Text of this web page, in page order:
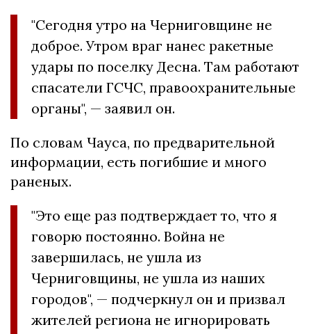
"Сегодня утро на Черниговщине не
доброе. Утром враг нанес ракетные
удары по поселку Десна. Там работают
спасатели ГСЧС, правоохранительные
органы", — заявил он.
По словам Чауса, по предварительной
информации, есть погибшие и много
раненых.
"Это еще раз подтверждает то, что я
говорю постоянно. Война не
завершилась, не ушла из
Черниговщины, не ушла из наших
городов", — подчеркнул он и призвал
жителей региона не игнорировать